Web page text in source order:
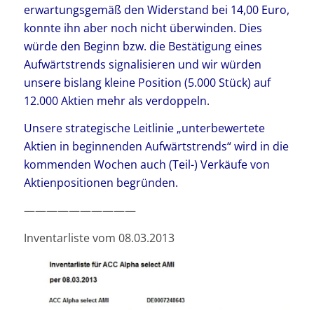
erwartungsgemäß den Widerstand bei 14,00 Euro,
konnte ihn aber noch nicht überwinden. Dies
würde den Beginn bzw. die Bestätigung eines
Aufwärtstrends signalisieren und wir würden
unsere bislang kleine Position (5.000 Stück) auf
12.000 Aktien mehr als verdoppeln.
Unsere strategische Leitlinie „unterbewertete
Aktien in beginnenden Aufwärtstrends“ wird in die
kommenden Wochen auch (Teil-) Verkäufe von
Aktienpositionen begründen.
——————————
Inventarliste vom 08.03.2013